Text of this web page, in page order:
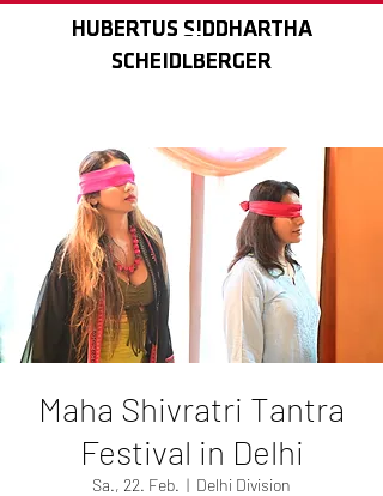
HUBERTUS SIDDHARTHA
SCHEIDLBERGER
HUBERTUS SIDDHARTHA
SCHEIDLBERGER
Maha Shivratri Tantra
Festival in Delhi
Sa., 22. Feb.
  |
Delhi Division